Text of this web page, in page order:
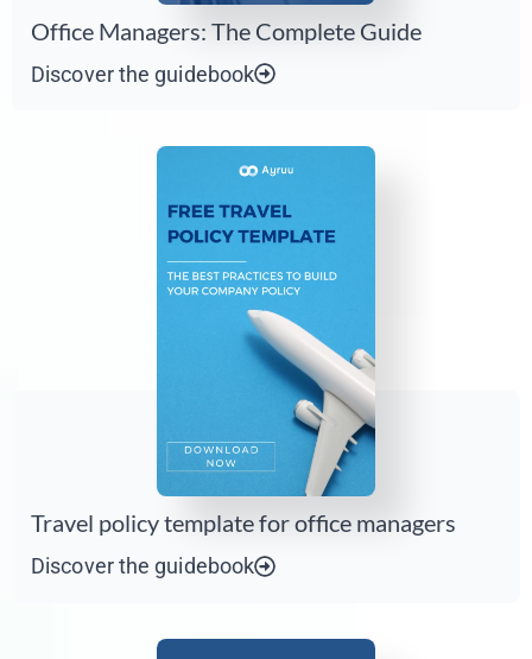
Office Managers: The Complete Guide
Discover the guidebook
Travel policy template for office managers
Discover the guidebook